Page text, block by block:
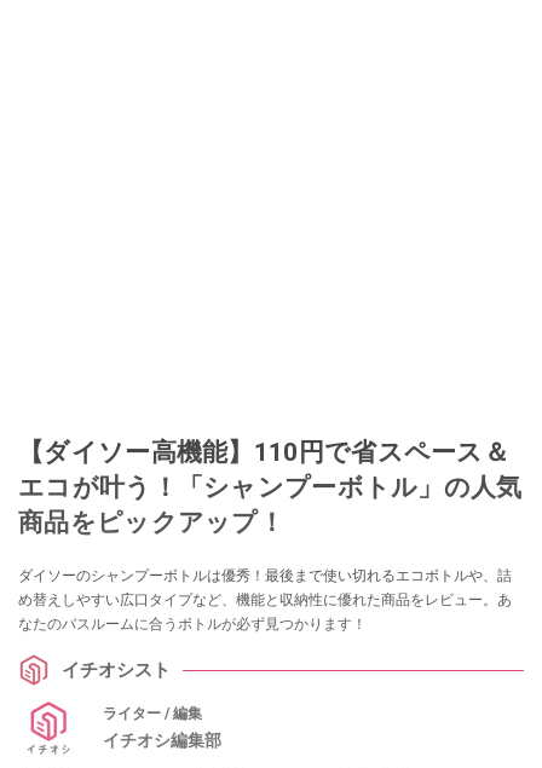
【ダイソー高機能】110円で省スペース＆
エコが叶う！「シャンプーボトル」の人気
商品をピックアップ！
ダイソーのシャンプーボトルは優秀！最後まで使い切れるエコボトルや、詰
め替えしやすい広口タイプなど、機能と収納性に優れた商品をレビュー。あ
なたのバスルームに合うボトルが必ず見つかります！
イチオシスト
ライター / 編集
イチオシ編集部